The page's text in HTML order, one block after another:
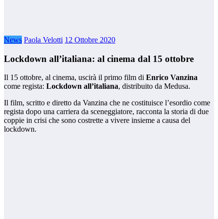
News Paola Velotti 12 Ottobre 2020
Lockdown all’italiana: al cinema dal 15 ottobre
Il 15 ottobre, al cinema, uscirà il primo film di Enrico Vanzina
come regista: Lockdown all’italiana, distribuito da Medusa.
Il film, scritto e diretto da Vanzina che ne costituisce l’esordio come
regista dopo una carriera da sceneggiatore, racconta la storia di due
coppie in crisi che sono costrette a vivere insieme a causa del
lockdown.